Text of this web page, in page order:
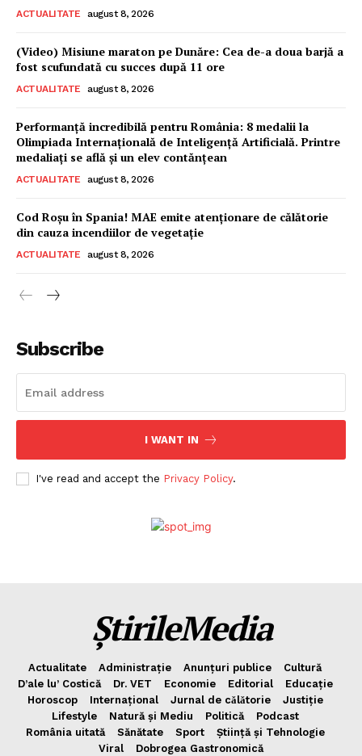
ACTUALITATE august 8, 2026
(Video) Misiune maraton pe Dunăre: Cea de-a doua barjă a
fost scufundată cu succes după 11 ore
ACTUALITATE august 8, 2026
Performanță incredibilă pentru România: 8 medalii la
Olimpiada Internațională de Inteligență Artificială. Printre
medaliați se află și un elev contănțean
ACTUALITATE august 8, 2026
Cod Roșu în Spania! MAE emite atenționare de călătorie
din cauza incendiilor de vegetație
ACTUALITATE august 8, 2026
Subscribe
I WANT IN
I've read and accept the Privacy Policy.
ȘtirileMedia
Actualitate Administrație Anunțuri publice
Cultură
D’ale lu’ Costică
Dr. VET Economie Editorial
Educație
Horoscop
Internațional Jurnal de cǎlǎtorie
Justiție
Lifestyle
Natură și Mediu Politică
Podcast
România uitată
Sănătate Sport
Știință și Tehnologie
Viral
Dobrogea Gastronomică